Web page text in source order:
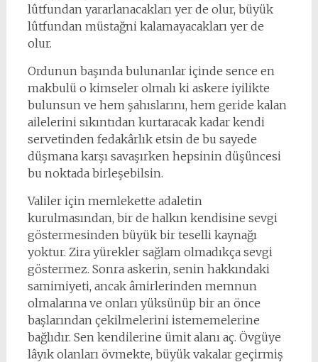
lûtfundan yararlanacakları yer de olur, büyük
lûtfundan müstağni kalamayacakları yer de
olur.
Ordunun başında bulunanlar içinde sence en
makbulü o kimseler olmalı ki askere iyilikte
bulunsun ve hem şahıslarını, hem geride kalan
ailelerini sıkıntıdan kurtaracak kadar kendi
servetinden fedakârlık etsin de bu sayede
düşmana karşı savaşırken hepsinin düşüncesi
bu noktada birleşebilsin.
Valiler için memlekette adaletin
kurulmasından, bir de halkın kendisine sevgi
göstermesinden büyük bir teselli kaynağı
yoktur. Zira yürekler sağlam olmadıkça sevgi
göstermez. Sonra askerin, senin hakkındaki
samimiyeti, ancak âmirlerinden memnun
olmalarına ve onları yüksünüp bir an önce
başlarından çekilmelerini istememelerine
bağlıdır. Sen kendilerine ümit alanı aç. Övgüye
lâyık olanları övmekte, büyük vakalar geçirmiş